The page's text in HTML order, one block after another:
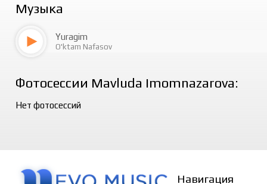
Музыка
Yuragim
O'ktam Nafasov
Фотосессии Mavluda Imomnazarova:
Нет фотосессий
Навигация